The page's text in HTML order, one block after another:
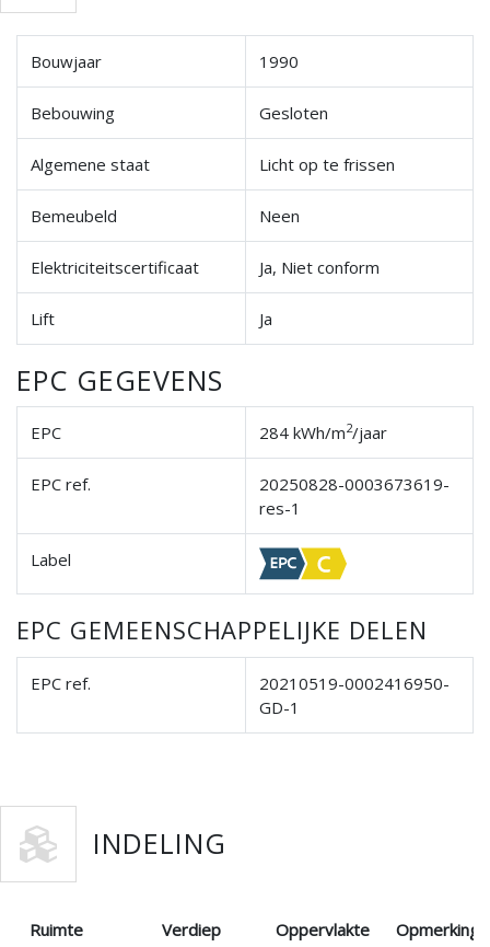
Bouwjaar 1990
Bebouwing Gesloten
Algemene staat Licht op te frissen
Bemeubeld Neen
Elektriciteitscertificaat Ja, Niet conform
Lift Ja
EPC GEGEVENS
EPC 284 kWh/m2/jaar
EPC ref.
20250828-0003673619-
res-1
Label
EPC GEMEENSCHAPPELIJKE DELEN
EPC ref.
20210519-0002416950-
GD-1
INDELING
Ruimte Verdiep Oppervlakte Opmerking